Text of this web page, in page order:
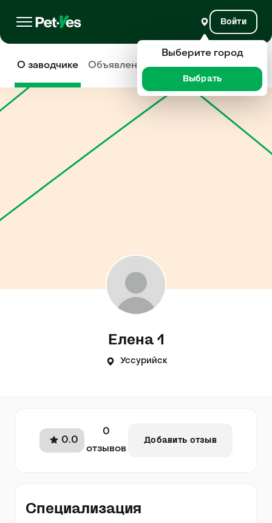
Войти
О заводчике Объявления Отзывы
Елена 1
Уссурийск
0.0
0
отзывов
Добавить отзыв
Специализация
Выберите город
Выбрать